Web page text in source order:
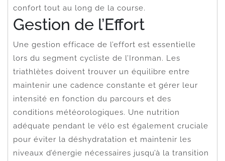
confort tout au long de la course.
Gestion de l’Effort
Une gestion efficace de l’effort est essentielle
lors du segment cycliste de l’Ironman. Les
triathlètes doivent trouver un équilibre entre
maintenir une cadence constante et gérer leur
intensité en fonction du parcours et des
conditions météorologiques. Une nutrition
adéquate pendant le vélo est également cruciale
pour éviter la déshydratation et maintenir les
niveaux d’énergie nécessaires jusqu’à la transition